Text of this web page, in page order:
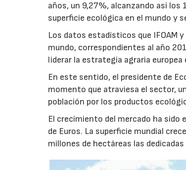
años, un 9,27%, alcanzando así
superficie ecológica en el mundo y
Los datos estadísticos que IFOAM
mundo, correspondientes al año
liderar la estrategia agraria
En este sentido, el presidente de
momento que atraviesa el sector,
población por los productos
El crecimiento del mercado ha sido
de Euros. La superficie mundial
millones de hectáreas las